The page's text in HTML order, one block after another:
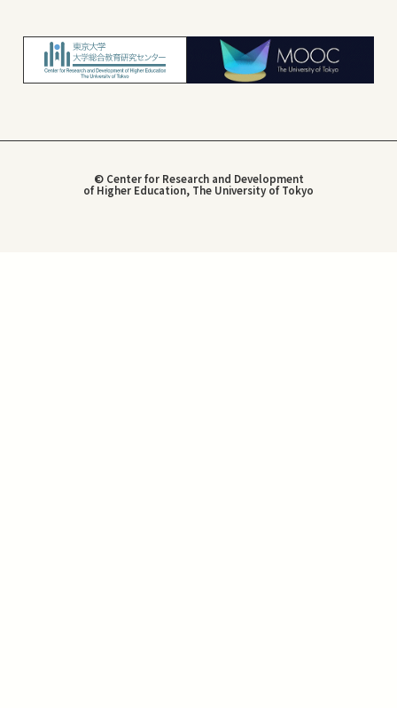
© Center for Research and Development
of Higher Education, The University of Tokyo